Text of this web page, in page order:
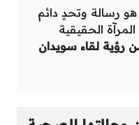
رسالة وتحدٍ دائم
الحقيقية
لقاء سويدان